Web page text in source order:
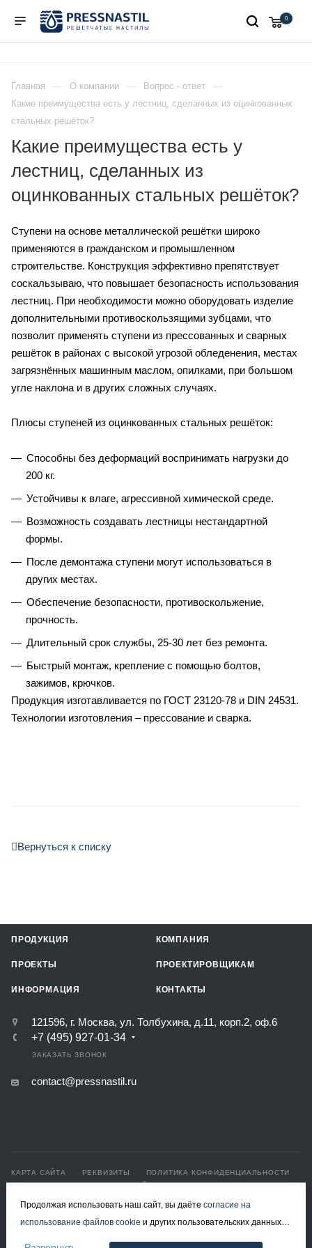
0
Главная О компании
Вопрос - ответ
Какие преимущества есть у лестниц, сделанных из оцинкованных
стальных решёток?
Какие преимущества есть у
лестниц, сделанных из
оцинкованных стальных решёток?
Ступени на основе металлической решётки широко
применяются в гражданском и промышленном
строительстве. Конструкция эффективно препятствует
соскальзываю, что повышает безопасность использования
лестниц. При необходимости можно оборудовать изделие
дополнительными противоскользящими зубцами, что
позволит применять ступени из прессованных и сварных
решёток в районах с высокой угрозой обледенения, местах
загрязнённых машинным маслом, опилками, при большом
угле наклона и в других сложных случаях.
Плюсы ступеней из оцинкованных стальных решёток:
Способны без деформаций воспринимать нагрузки до
200 кг.
Устойчивы к влаге, агрессивной химической среде.
Возможность создавать лестницы нестандартной
формы.
После демонтажа ступени могут использоваться в
других местах.
Обеспечение безопасности, противоскольжение,
прочность.
Длительный срок службы, 25-30 лет без ремонта.
Быстрый монтаж, крепление с помощью болтов,
зажимов, крючков.
Продукция изготавливается по ГОСТ 23120-78 и DIN 24531.
Технологии изготовления – прессование и сварка.
Вернуться к списку
ПРОДУКЦИЯ КОМПАНИЯ
ПРОЕКТЫ ПРОЕКТИРОВЩИКАМ
ИНФОРМАЦИЯ КОНТАКТЫ
121596, г. Москва, ул. Толбухина, д.11, корп.2, оф.6
+7 (495) 927-01-34
ЗАКАЗАТЬ ЗВОНОК
contact@pressnastil.ru
КАРТА САЙТА РЕКВИЗИТЫ
ПОЛИТИКА КОНФИДЕНЦИАЛЬНОСТИ
Решетчатый настил в Москве
Продолжая использовать наш сайт, вы даёте согласие на
использование файлов cookie
(включая IP-адрес, сведения о местоположении, устройстве,